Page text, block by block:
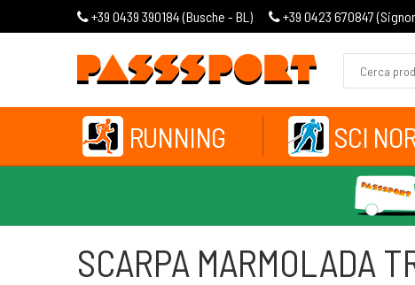
+39 0439 390184 (Busche - BL ) +39 0423 670847 (
RUNNING SCI
SCARPA MARMOLADA